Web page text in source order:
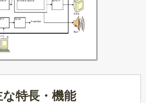
な特長・機能